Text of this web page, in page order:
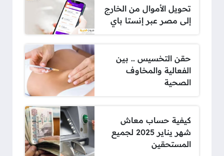
تحويل الأموال من الخارج
إلى مصر عبر إنستا باي
حقن التخسيس .. بين
الفعالية والمخاوف
الصحية
كيفية حساب معاش
شهر يناير 2025 لجميع
المستحقين